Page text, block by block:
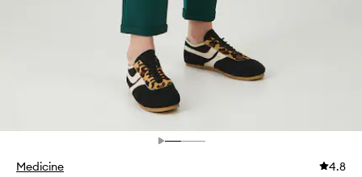
Medicine 4.8